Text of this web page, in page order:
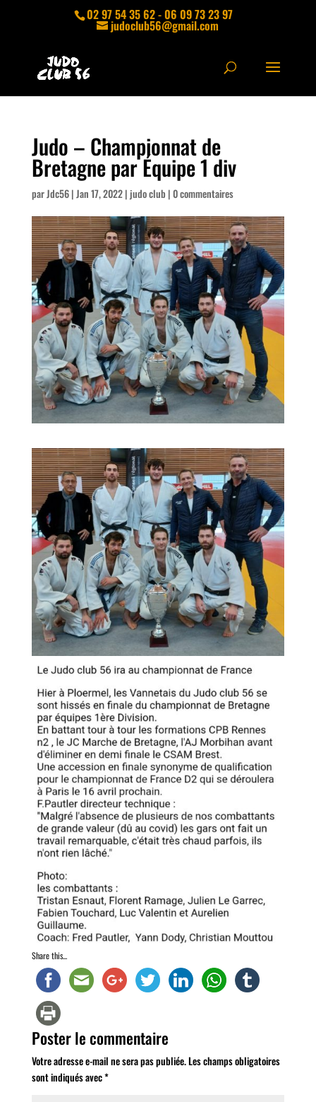
02 97 54 35 62 - 06 09 73 23 97
judoclub56@gmail.com
Judo – Championnat de
Bretagne par Équipe 1 div
parJdc56|Jan 17, 2022| judo club |0 commentaires
Share this...
Poster le commentaire
Votre adresse e-mail ne sera pas publiée.Les champs obligatoires
sont indiqués avec*